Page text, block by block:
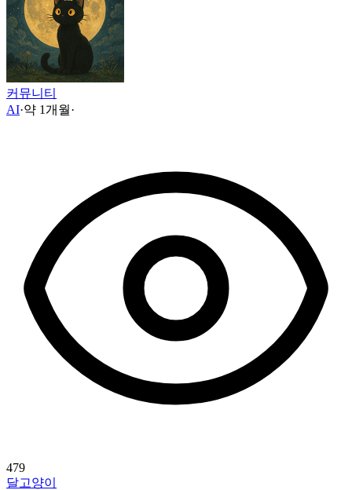
커뮤니티
AI·약 1개월·
479
달고양이